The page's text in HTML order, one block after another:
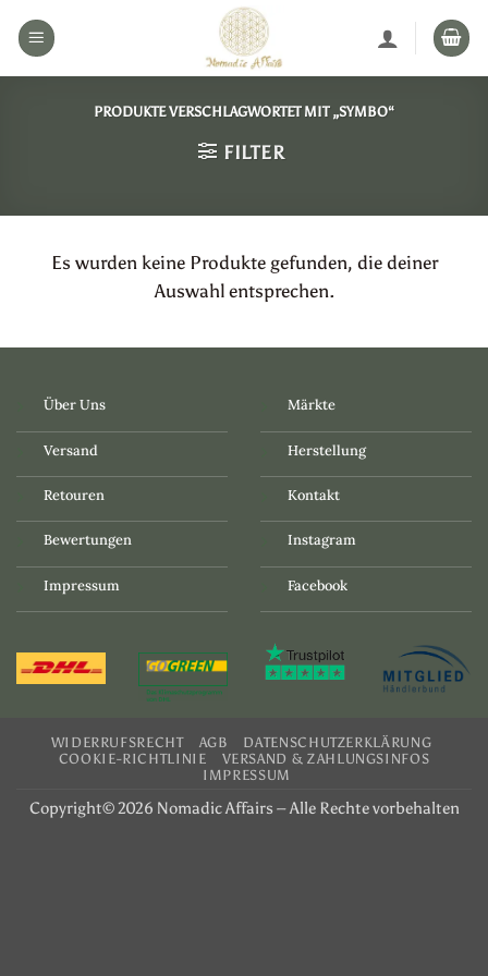
Inhalt
PRODUKTE VERSCHLAGWORTET MIT „SYMBO“
FILTER
Es wurden keine Produkte gefunden, die deiner
Auswahl entsprechen.
Über Uns
Versand
Retouren
Bewertungen
Impressum
Märkte
Herstellung
Kontakt
Instagram
Facebook
WIDERRUFSRECHT AGB
DATENSCHUTZERKLÄRUNG
COOKIE-RICHTLINIE
VERSAND & ZAHLUNGSINFOS
IMPRESSUM
Copyright© 2026 Nomadic Affairs – Alle Rechte vorbehalten